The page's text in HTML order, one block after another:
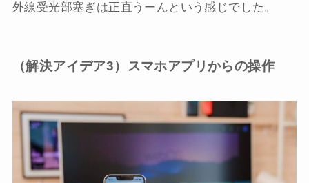
外線受光部塞ぎは正直うーんという感じでした。
（解決アイデア3）スマホアプリからの操作